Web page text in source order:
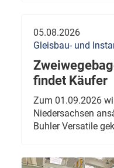
05.08.2026
Gleisbau- und
findet Käufer
Zum 01.09.2026
Niedersachsen
Buhler Versatile